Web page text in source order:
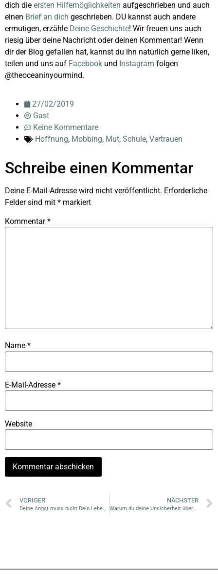
dich die ersten Hilfemöglichkeiten aufgeschrieben und auch
einen Brief an dich geschrieben. DU kannst auch andere
ermutigen, erzähle Deine Geschichte! Wir freuen uns auch
riesig über deine Nachricht oder deinen Kommentar! Wenn
dir der Blog gefallen hat, kannst du ihn natürlich gerne liken,
teilen und uns auf Facebook und Instagram folgen
@theoceaninyourmind.
27/02/2019
Gast
Keine Kommentare
Hoffnung, Mobbing, Mut, Schule, Vertrauen
Schreibe einen Kommentar
Deine E-Mail-Adresse wird nicht veröffentlicht. Erforderliche
Felder sind mit * markiert
Kommentar*
Name *
E-Mail-Adresse *
Website
VORIGER
Deine Angst muss nicht Dein Leben bestimmen!
NÄCHSTER
Warum du deine Unsicherheit überwinden solltest